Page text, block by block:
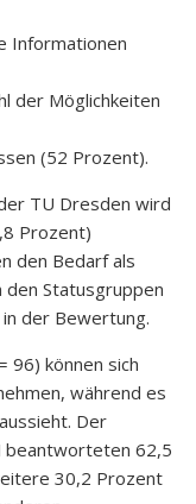
Informationen
der Möglichkeiten
(52 Prozent).
TU Dresden wird
Prozent)
den Bedarf als
den Statusgruppen
der Bewertung.
96) können sich
während es
Der
beantworteten 62,5
30,2 Prozent